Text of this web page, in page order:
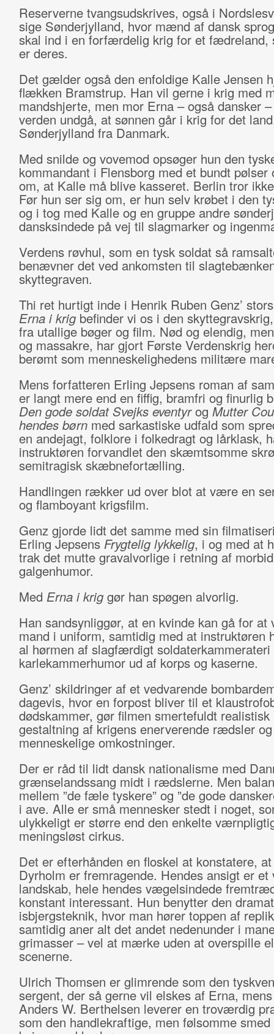
Reserverne tvangsudskrives, også i
sige Sønderjylland, hvor mænd af dansk
skal ind i en forfærdelig krig for et fædreland,
er deres.
Det gælder også den enfoldige Kalle Jensen
flækken Bramstrup. Han vil gerne i krig med
mandshjerte, men mor Erna – også dansker
verden undgå, at sønnen går i krig for det
Sønderjylland fra Danmark.
Med snilde og vovemod opsøger hun den
kommandant i Flensborg med et bundt pølser
om, at Kalle må blive kasseret. Berlin tror
Før hun ser sig om, er hun selv krøbet i den
og i tog med Kalle og en gruppe andre
dansksindede på vej til slagmarker og
Verdens røvhul, som en tysk soldat så
benævner det ved ankomsten til
skyttegraven.
Thi ret hurtigt inde i Henrik Ruben Genz’
Erna i krigbefinder vi os i den
fra utallige bøger og film. Nød og elendig,
og massakre, har gjort Første Verdenskrig
berømt som menneskelighedens militære
Mens forfatteren Erling Jepsens roman af
er langt mere end en fiffig, bramfri og finurlig
Den gode soldat Svejks eventyrog Mutter
hendes børnmed sarkastiske udfald som
en andejagt, folklore i folkedragt og lårklask,
instruktøren forvandlet den skæmtsomme
semitragisk skæbnefortælling.
Handlingen rækker ud over blot at være en
og flamboyant krigsfilm.
Genz gjorde lidt det samme med sin
Erling Jepsens Frygtelig lykkelig, i og med at
trak det mutte gravalvorlige i retning af morbid
galgenhumor.
Med Erna i kriggør han spøgen alvorlig.
Han sandsynliggør, at en kvinde kan gå for
mand i uniform, samtidig med at instruktøren
al hørmen af slagfærdigt soldaterkammerateri
karlekammerhumor ud af korps og kaserne.
Genz’ skildringer af et vedvarende
dagevis, hvor en forpost bliver til et
dødskammer, gør filmen smertefuldt realistisk
gestaltning af krigens enerverende rædsler og
menneskelige omkostninger.
Der er råd til lidt dansk nationalisme med
grænselandssang midt i rædslerne. Men
mellem ”de fæle tyskere” og ”de gode
i ave. Alle er små mennesker stedt i noget,
ulykkeligt er større end den enkelte
meningsløst cirkus.
Det er efterhånden en floskel at konstatere, at
Dyrholm er fremragende. Hendes ansigt er et
landskab, hele hendes vægelsindede
konstant interessant. Hun benytter den
isbjergsteknik, hvor man hører toppen af
samtidig aner alt det andet nedenunder i
grimasser – vel at mærke uden at overspille
scenerne.
Ulrich Thomsen er glimrende som den
sergent, der så gerne vil elskes af Erna,
Anders W. Berthelsen leverer en troværdig
som den handlekraftige, men følsomme